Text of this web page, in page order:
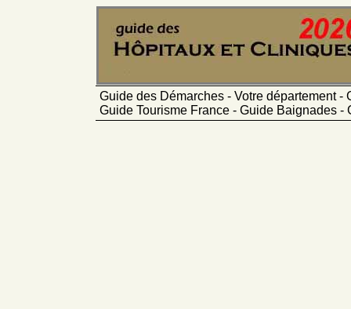
Guide des Démarches - Votre département
Guide Tourisme France - Guide Baignades